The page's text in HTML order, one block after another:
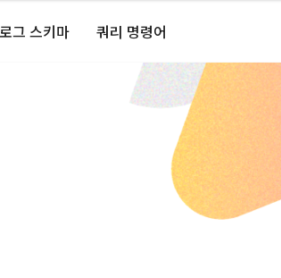
로그 스키마 쿼리 명령어